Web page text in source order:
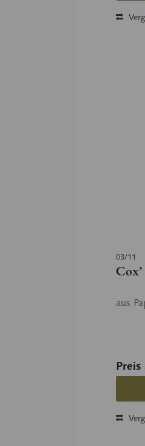
03/11
aus